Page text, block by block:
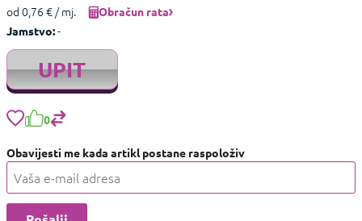
od 0,76 € / mj.
Obračun rata
Jamstvo:-
UPIT
0
Obavijesti me kada artikl postane raspoloživ